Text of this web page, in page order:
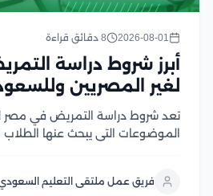
2026-08-01 8 دقائق قراءة
أبرز شروط دراسة
لغير المصريين
تعد شروط دراسة التمريض في مصر
الموضوعات التي يبحث عنها
باعتراف واسع في العديد من
فريق عمل ملتقى التعليم